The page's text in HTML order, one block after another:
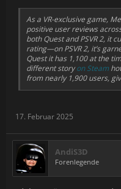
As a VR-exclusive game,
positive user reviews
both Quest and PSVR 2, it
rating—on PSVR 2, it’s
Quest it has 1,100 at the
different storyon Steam
from nearly 1,900 users,
17. Februar 2025
AndiS3D
Forenlegende